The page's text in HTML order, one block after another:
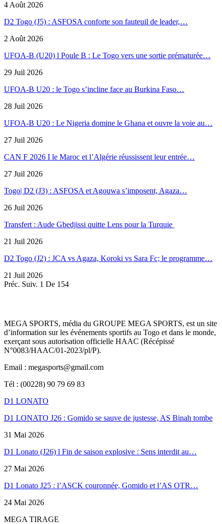
4 Août 2026
D2 Togo (J5) : ASFOSA conforte son fauteuil de leader,…
2 Août 2026
UFOA-B (U20) l Poule B : Le Togo vers une sortie prématurée…
29 Juil 2026
UFOA-B U20 : le Togo s’incline face au Burkina Faso…
28 Juil 2026
UFOA-B U20 : Le Nigeria domine le Ghana et ouvre la voie au…
27 Juil 2026
CAN F 2026 I le Maroc et l’Algérie réussissent leur entrée…
27 Juil 2026
Togo| D2 (J3) : ASFOSA et Agouwa s’imposent, Agaza…
26 Juil 2026
Transfert : Aude Gbedjissi quitte Lens pour la Turquie
21 Juil 2026
D2 Togo (J2) : JCA vs Agaza, Koroki vs Sara Fc; le programme…
21 Juil 2026
Préc. Suiv. 1 De 154
MEGA SPORTS, média du GROUPE MEGA SPORTS, est un site
d’information sur les événements sportifs au Togo et dans le monde,
exerçant sous autorisation officielle HAAC (Récépissé
N°0083/HAAC/01-2023/pl/P).
Email : megasports@gmail.com
Tél : (00228) 90 79 69 83
D1 LONATO
D1 LONATO J26 : Gomido se sauve de justesse, AS Binah tombe
31 Mai 2026
D1 Lonato (J26) l Fin de saison explosive : Sens interdit au…
27 Mai 2026
D1 Lonato J25 : l’ASCK couronnée, Gomido et l’AS OTR…
24 Mai 2026
MEGA TIRAGE